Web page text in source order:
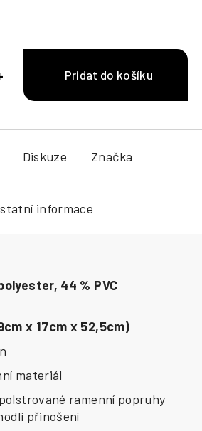
Diskuze Značka
informace
44 % PVC
x 17cm x 52,5cm)
materiál
ramenní popruhy
přinošení